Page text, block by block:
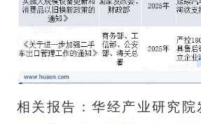
相关报告：华经产业研究院